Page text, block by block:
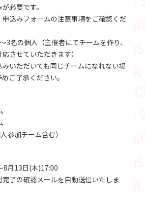
必要です。
込みフォームの注意事項をご確認くだ
名の個人（主催者にてチームを作り、
させていただきます）
いただいても同じチームになれない場
ご了承ください。
参加チーム含む）
8月13日(木)17:00
了の確認メールを自動送信いたしま